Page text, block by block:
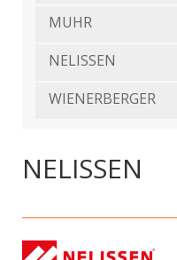
MUHR
NELISSEN
WIENERBERGER
NELISSEN